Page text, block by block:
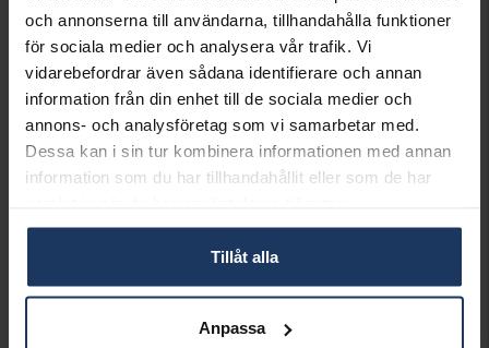
och annonserna till användarna, tillhandahålla funktioner
för sociala medier och analysera vår trafik. Vi
vidarebefordrar även sådana identifierare och annan
information från din enhet till de sociala medier och
annons- och analysföretag som vi samarbetar med.
Dessa kan i sin tur kombinera informationen med annan
information som du har tillhandahållit eller som de har
Tillåt alla
Anpassa
TOTAL CARAT
0.15
Matchande produkter och andra varianter